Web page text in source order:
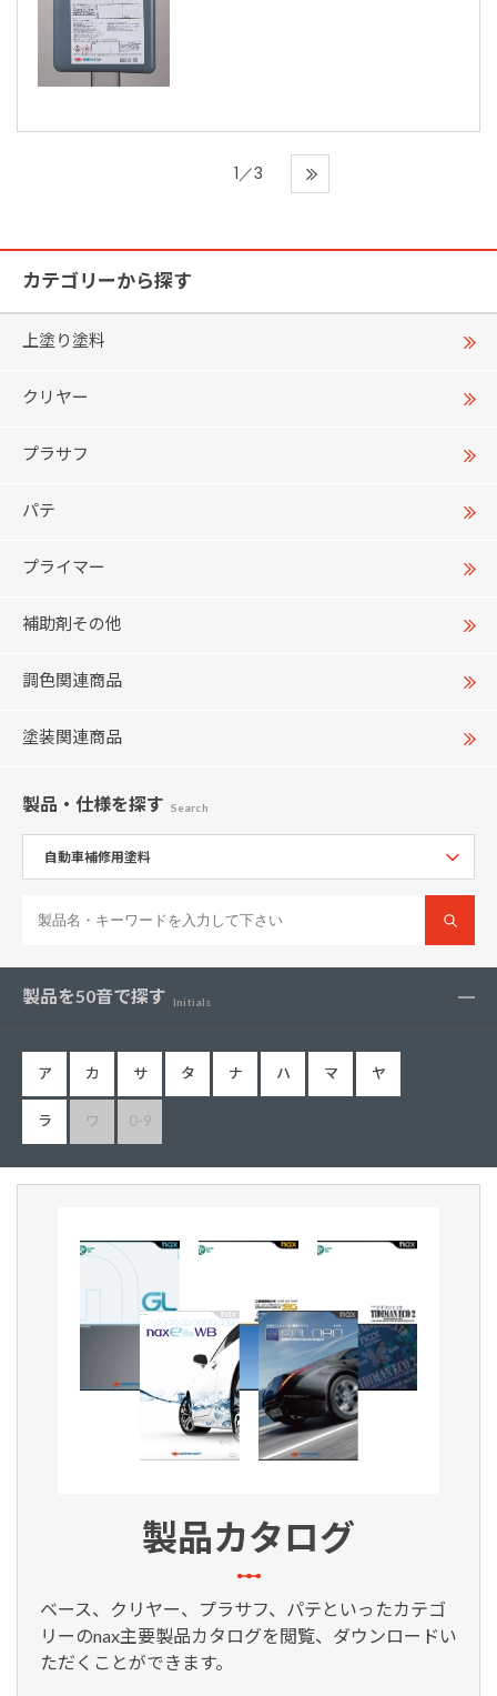
1／3
カテゴリーから探す
上塗り塗料
クリヤー
プラサフ
パテ
プライマー
補助剤その他
調色関連商品
塗装関連商品
製品・仕様を探す Search
製品を50音で探す Initials
ア カ サ タ ナ ハ マ ヤ
ラ ワ 0-9
製品カタログ
ベース、クリヤー、プラサフ、パテといったカテゴ
リーのnax主要製品カタログを閲覧、ダウンロードい
ただくことができます。